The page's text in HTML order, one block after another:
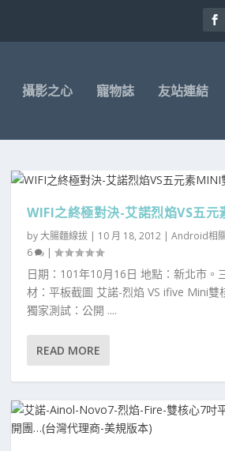
攝影之心 寵物誌 友站連結
WIFI之終極對決-艾諾烈焰VS五
by大腸麵線拔 | 10 月 18, 2012 |Android相
6
|
日期：101年10月16日 地點：新北市。
材：平板截圖 艾諾-烈焰 VS ifive Mini
獨家測試：公開 ....
READ MORE